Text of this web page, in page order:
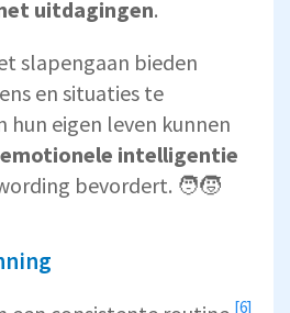
uitdagingen.
slapengaan bieden
en situaties te
hun eigen leven kunnen
emotionele intelligentie
bevordert. 🧑‍🧒
[6]